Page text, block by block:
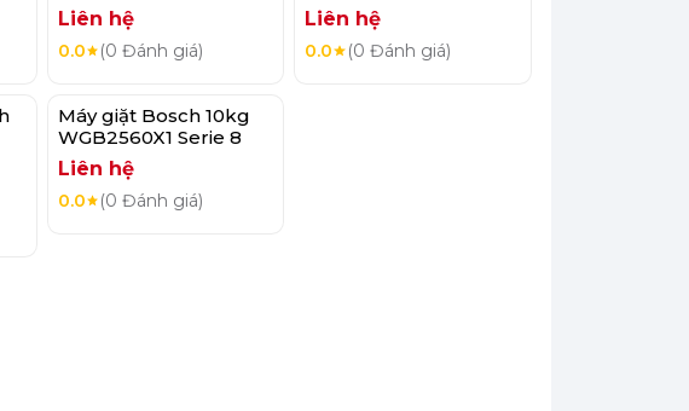
Liên hệ
0.0 (0 Đánh giá)
Liên hệ
0.0 (0 Đánh giá)
Máy giặt Bosch 10kg
WGB2560X1 Serie 8
Liên hệ
0.0 (0 Đánh giá)